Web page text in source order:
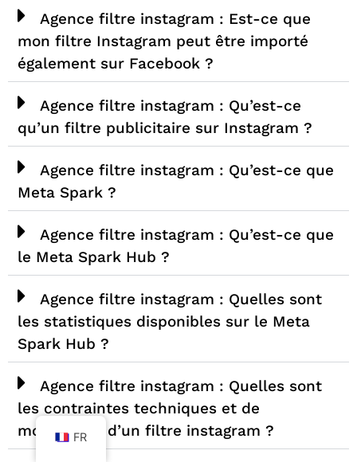
Agence filtre instagram : Est-ce que
mon filtre Instagram peut être importé
également sur Facebook ?
Agence filtre instagram : Qu’est-ce
qu’un filtre publicitaire sur Instagram ?
Agence filtre instagram : Qu’est-ce que
Meta Spark ?
Agence filtre instagram : Qu’est-ce que
le Meta Spark Hub ?
Agence filtre instagram : Quelles sont
les statistiques disponibles sur le Meta
Spark Hub ?
Agence filtre instagram : Quelles sont
les contraintes techniques et de
modération d’un filtre instagram ?
FR